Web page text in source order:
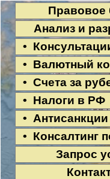
Правовое
Анализ и
•
• Валютный
• Счета за
• Налоги в РФ
•
• Консалтинг
Запрос